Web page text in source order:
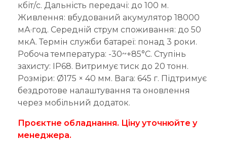
кбіт/с. Дальність передачі: до 100 м.
Живлення: вбудований акумулятор 18000
мА·год. Середній струм споживання: до 50
мкА. Термін служби батареї: понад 3 роки.
Робоча температура: -30~+85°C. Ступінь
захисту: IP68. Витримує тиск до 20 тонн.
Розміри: Ø175 × 40 мм. Вага: 645 г. Підтримує
бездротове налаштування та оновлення
через мобільний додаток.
Проєктне обладнання. Ціну уточнюйте у
менеджера.